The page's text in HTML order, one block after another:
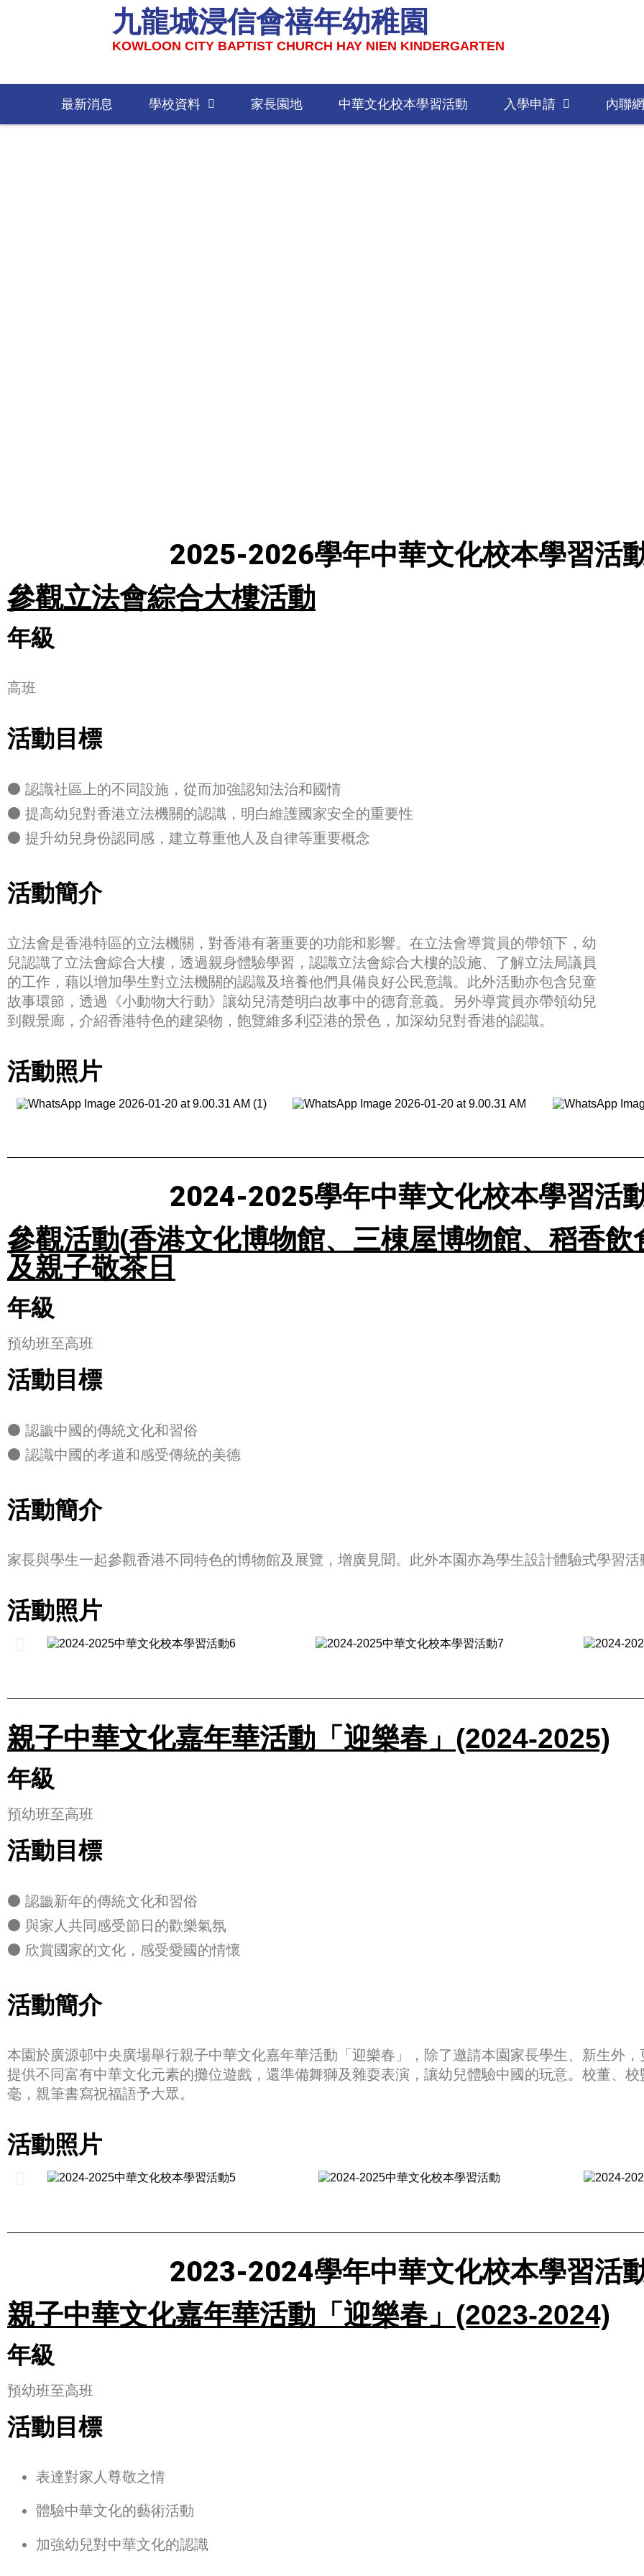
九龍城浸信會禧年幼稚園
KOWLOON CITY BAPTIST CHURCH HAY NIEN KINDERGARTEN
最新消息 學校資料 家長園地 中華文化校本學習活動 入學申請 內聯
2025-2026學年中華文化校本學習活
參觀立法會綜合大樓活動
年級
高班
活動目標
⚫ 認識社區上的不同設施，從而加強認知法治和國情
⚫ 提高幼兒對香港立法機關的認識，明白維護國家安全的重要性
⚫ 提升幼兒身份認同感，建立尊重他人及自律等重要概念
活動簡介
立法會是香港特區的立法機關，對香港有著重要的功能和影響。在立法會導賞員的帶領下，幼
兒認識了立法會綜合大樓，透過親身體驗學習，認識立法會綜合大樓的設施、了解立法局議員
的工作，藉以增加學生對立法機關的認識及培養他們具備良好公民意識。此外活動亦包含兒童
故事環節，透過《小動物大行動》讓幼兒清楚明白故事中的德育意義。另外導賞員亦帶領幼兒
到觀景廊，介紹香港特色的建築物，飽覽維多利亞港的景色，加深幼兒對香港的認識。
活動照片
2024-2025學年中華文化校本學習活
參觀活動(香港文化博物館、三棟屋博物館、稻香飲
及親子敬茶日
年級
預幼班至高班
活動目標
⚫ 認識中國的傳統文化和習俗
⚫ 認識中國的孝道和感受傳統的美德
活動簡介
家長與學生一起參觀香港不同特色的博物館及展覽，增廣見聞。此外本園亦為學生設計體驗式學習
活動照片
親子中華文化嘉年華活動「迎樂春」(2024-2025)
年級
預幼班至高班
活動目標
⚫ 認識新年的傳統文化和習俗
⚫ 與家人共同感受節日的歡樂氣氛
⚫ 欣賞國家的文化，感受愛國的情懷
活動簡介
本園於廣源邨中央廣場舉行親子中華文化嘉年華活動「迎樂春」，除了邀請本園家長學生、新生外
提供不同富有中華文化元素的攤位遊戲，還準備舞獅及雜耍表演，讓幼兒體驗中國的玩意。校董、
毫，親筆書寫祝福語予大眾。
活動照片
2023-2024學年中華文化校本學習活
親子中華文化嘉年華活動「迎樂春」(2023-2024)
年級
預幼班至高班
活動目標
表達對家人尊敬之情
體驗中華文化的藝術活動
加強幼兒對中華文化的認識